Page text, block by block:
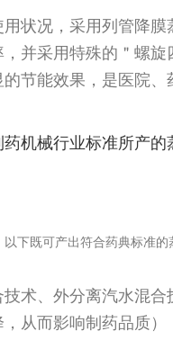
状况，采用列管降
并采用特殊的＂螺
节能效果，是医院
机械行业标准所产
下既可产出符合药典标准的
术、外分离汽水混
从而影响制药品质）